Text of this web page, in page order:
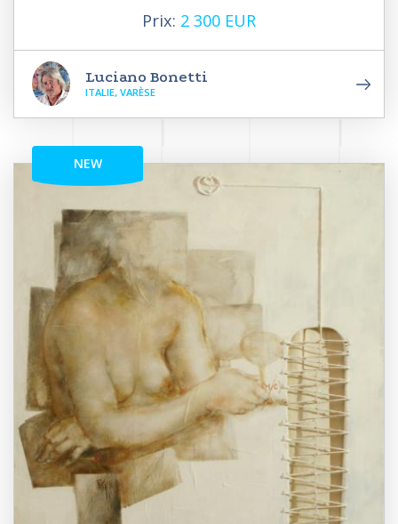
Prix: 2 300 EUR
Luciano Bonetti
ITALIE, VARÈSE
NEW